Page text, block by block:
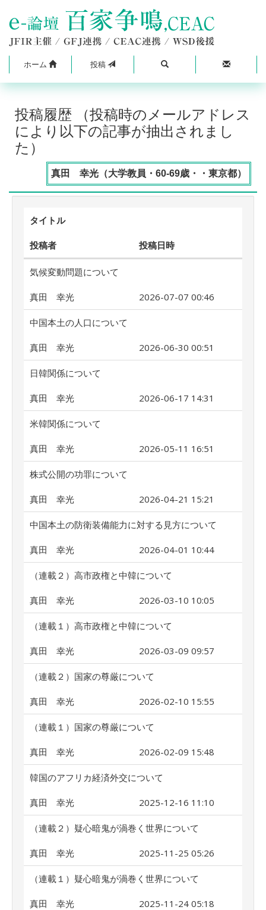
ホーム 投稿
投稿履歴 （投稿時のメールアドレス
により以下の記事が抽出されまし
た）
真田 幸光（大学教員・60-69歳・・東京都）
タイトル
投稿者 投稿日時
気候変動問題について
真田 幸光 2026-07-07 00:46
中国本土の人口について
真田 幸光 2026-06-30 00:51
日韓関係について
真田 幸光 2026-06-17 14:31
米韓関係について
真田 幸光 2026-05-11 16:51
株式公開の功罪について
真田 幸光 2026-04-21 15:21
中国本土の防衛装備能力に対する見方について
真田 幸光 2026-04-01 10:44
（連載２）高市政権と中韓について
真田 幸光 2026-03-10 10:05
（連載１）高市政権と中韓について
真田 幸光 2026-03-09 09:57
（連載２）国家の尊厳について
真田 幸光 2026-02-10 15:55
（連載１）国家の尊厳について
真田 幸光 2026-02-09 15:48
韓国のアフリカ経済外交について
真田 幸光 2025-12-16 11:10
（連載２）疑心暗鬼が渦巻く世界について
真田 幸光 2025-11-25 05:26
（連載１）疑心暗鬼が渦巻く世界について
真田 幸光 2025-11-24 05:18